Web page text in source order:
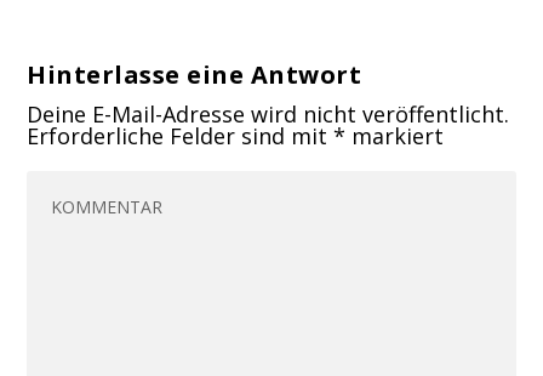
Hinterlasse eine Antwort
Deine E-Mail-Adresse wird nicht veröffentlicht.
Erforderliche Felder sind mit* markiert